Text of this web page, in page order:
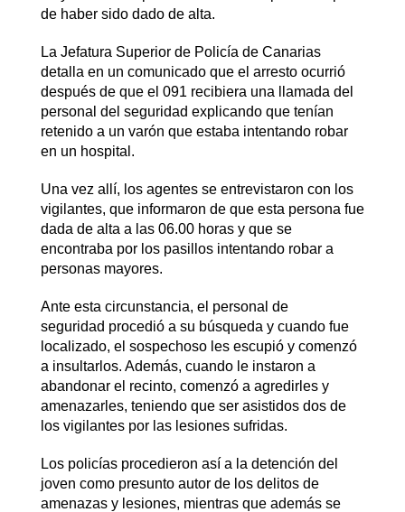
de haber sido dado de alta.
La Jefatura Superior de Policía de Canarias
detalla en un comunicado que el arresto ocurrió
después de que el 091 recibiera una llamada del
personal del seguridad explicando que tenían
retenido a un varón que estaba intentando robar
en un hospital.
Una vez allí, los agentes se entrevistaron con los
vigilantes, que informaron de que esta persona fue
dada de alta a las 06.00 horas y que se
encontraba por los pasillos intentando robar a
personas mayores.
Ante esta circunstancia, el personal de
seguridad procedió a su búsqueda y cuando fue
localizado, el sospechoso les escupió y comenzó
a insultarlos. Además, cuando le instaron a
abandonar el recinto, comenzó a agredirles y
amenazarles, teniendo que ser asistidos dos de
los vigilantes por las lesiones sufridas.
Los policías procedieron así a la detención del
joven como presunto autor de los delitos de
amenazas y lesiones, mientras que además se